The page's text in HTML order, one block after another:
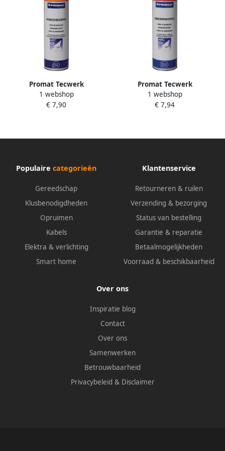
Promat Tecwerk
Markeringsspray |
lichtgevend | oranje | 500 ml
1 webshop
€ 7,90
Promat Tecwerk
Markeringsspray |
lichtgevend | rood | 500 ml |
1 webshop
€ 7,94
Populaire categorieën
Gereedschap
Klusbenodigdheden
Opruimen
Kabels
Elektra & verlichting
Smart home
Klantenservice
Retourneren & ruilen
Verzending & bezorging
Status van bestelling
Garantie & reparatie
Betaalmogelijkheden
Voorraad & beschikbaarheid
Over ons
Inspiratie blog
Contact
Over ons
Samenwerken
Betrouwbaarheid
Privacybeleid & Disclaimer